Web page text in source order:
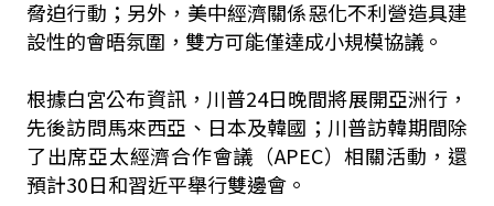
脅迫行動；另外，美中經濟關係惡化不利營造具建
設性的會晤氛圍，雙方可能僅達成小規模協議。
根據白宮公布資訊，川普24日晚間將展開亞洲行，
先後訪問馬來西亞、日本及韓國；川普訪韓期間除
了出席亞太經濟合作會議（APEC）相關活動，還
預計30日和習近平舉行雙邊會。